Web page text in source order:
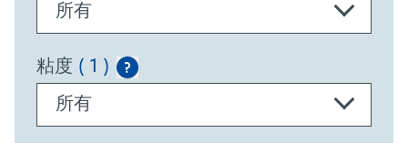
所有
粘度 ( 1 ) ?
所有